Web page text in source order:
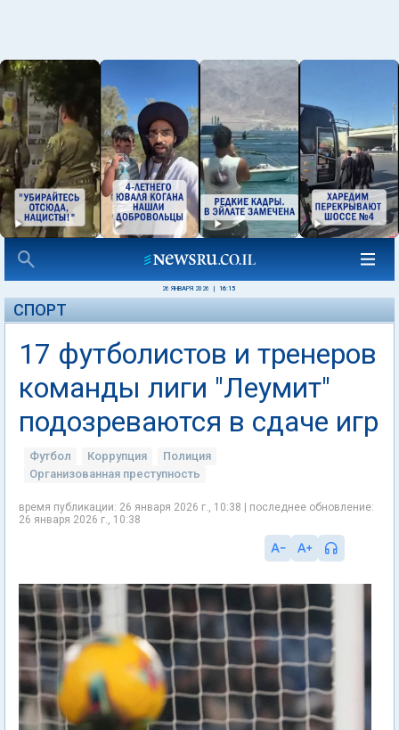
26 ЯНВАРЯ 2026 16:15
СПОРТ
17 футболистов и тренеров
команды лиги "Леумит"
подозреваются в сдаче игр
Футбол Коррупция
Полиция
Организованная преступность
время публикации: 26 января 2026 г., 10:38 | последнее обновление:
26 января 2026 г., 10:38